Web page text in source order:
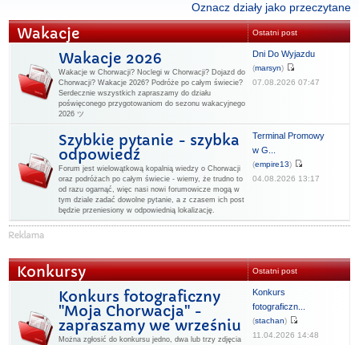
Oznacz działy jako przeczytane
Wakacje Ostatni post
Wakacje 2026
Wakacje w Chorwacji? Noclegi w Chorwacji? Dojazd do
Chorwacji? Wakacje 2026? Podróże po całym świecie?
Serdecznie wszystkich zapraszamy do działu
poświęconego przygotowaniom do sezonu wakacyjnego
2026 ツ
Dni Do Wyjazdu
(marsyn)
07.08.2026 07:47
Szybkie pytanie - szybka
odpowiedź
Forum jest wielowątkową kopalnią wiedzy o Chorwacji
oraz podróżach po całym świecie - wiemy, że trudno to
od razu ogarnąć, więc nasi nowi forumowicze mogą w
tym dziale zadać dowolne pytanie, a z czasem ich post
będzie przeniesiony w odpowiednią lokalizację.
Terminal Promowy
w G...
(empire13)
04.08.2026 13:17
Konkursy Ostatni post
Konkurs fotograficzny
"Moja Chorwacja" -
zapraszamy we wrześniu
Można zgłosić do konkursu jedno, dwa lub trzy zdjęcia
Konkurs
fotograficzn...
(stachan)
11.04.2026 14:48